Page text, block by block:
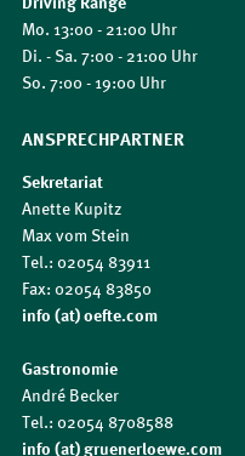
Mo. 13:00 - 21:00 Uhr
Di. - Sa. 7:00 - 21:00 Uhr
So. 7:00 - 19:00 Uhr
ANSPRECHPARTNER
Sekretariat
Anette Kupitz
Max vom Stein
Tel.: 02054 83911
Fax: 02054 83850
info (at) oefte.com
Gastronomie
André Becker
Tel.: 02054 8708588
info (at) gruenerloewe.com